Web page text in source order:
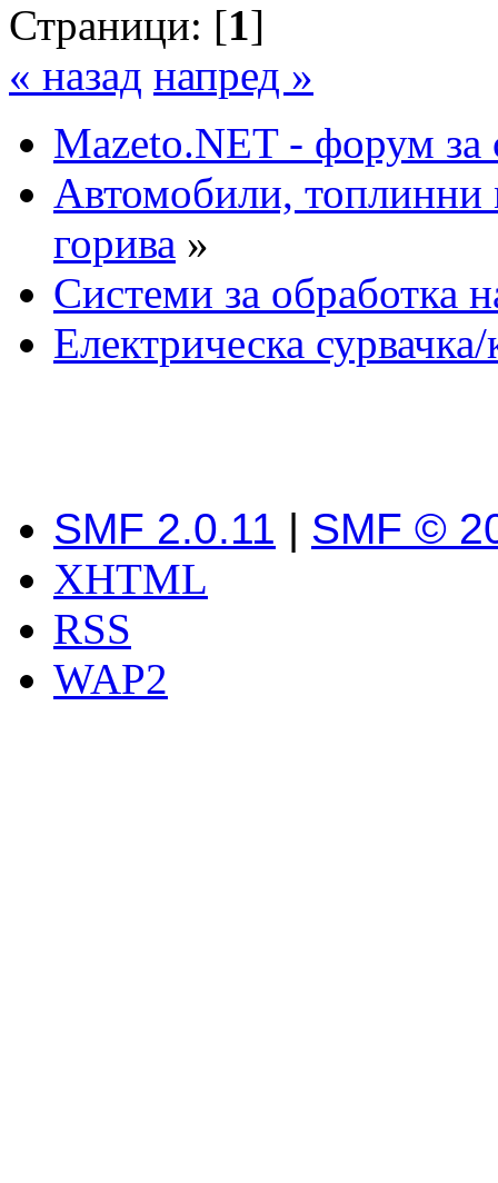
Страници: [1]
« назад напред »
Mazeto.NET - форум за
Автомобили,
горива »
Системи за обработка
Електрическа сурвачка/
SMF 2.0.11 | SMF ©
XHTML
RSS
WAP2